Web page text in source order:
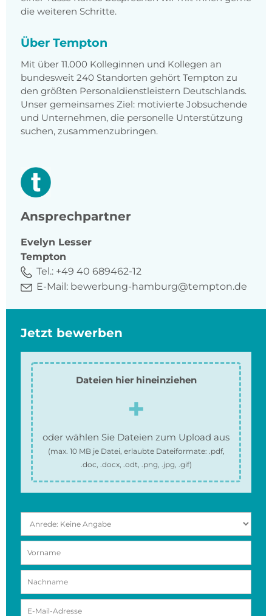
die weiteren Schritte.
Über Tempton
Mit über 11.000 Kolleginnen und Kollegen an
bundesweit 240 Standorten gehört Tempton zu
den größten Personaldienstleistern Deutschlands.
Unser gemeinsames Ziel: motivierte Jobsuchende
und Unternehmen, die personelle Unterstützung
suchen, zusammenzubringen.
Ansprechpartner
Evelyn Lesser
Tempton
Tel.: +49 40 689462-12
E-Mail: bewerbung-hamburg@tempton.de
Jetzt bewerben
Dateien hier hineinziehen
oder wählen Sie Dateien zum Upload aus
(max. 10 MBje Datei, erlaubte Dateiformate: .pdf,
.doc, .docx, .odt, .png, .jpg, .gif)